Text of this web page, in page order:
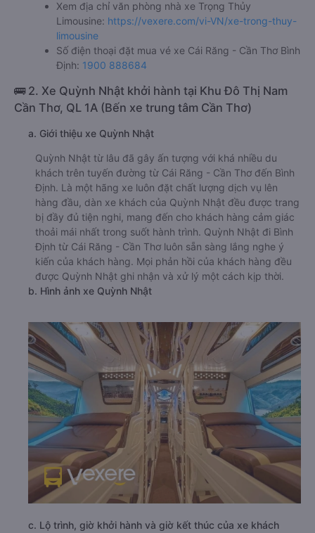
Xem địa chỉ văn phòng nhà xe Trọng Thủy
Limousine: https://vexere.com/vi-VN/xe-trong-thuy-
limousine
Số điện thoại đặt mua vé xe Cái Răng - Cần Thơ Bình
Định: 1900 888684
🚌 2. Xe Quỳnh Nhật khởi hành tại Khu Đô Thị Nam
Cần Thơ, QL 1A (Bến xe trung tâm Cần Thơ)
a. Giới thiệu xe Quỳnh Nhật
Quỳnh Nhật từ lâu đã gây ấn tượng với khá nhiều du
khách trên tuyến đường từ Cái Răng - Cần Thơ đến Bình
Định. Là một hãng xe luôn đặt chất lượng dịch vụ lên
hàng đầu, dàn xe khách của Quỳnh Nhật đều được trang
bị đầy đủ tiện nghi, mang đến cho khách hàng cảm giác
thoải mái nhất trong suốt hành trình. Quỳnh Nhật đi Bình
Định từ Cái Răng - Cần Thơ luôn sẵn sàng lắng nghe ý
kiến của khách hàng. Mọi phản hồi của khách hàng đều
được Quỳnh Nhật ghi nhận và xử lý một cách kịp thời.
b. Hình ảnh xe Quỳnh Nhật
c. Lộ trình, giờ khởi hành và giờ kết thúc của xe khách